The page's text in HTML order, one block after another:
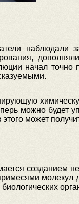
наблюдали
начал
можно будет
может
созданием